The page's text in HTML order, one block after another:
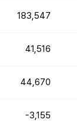
183,547
41,516
44,670
-3,155